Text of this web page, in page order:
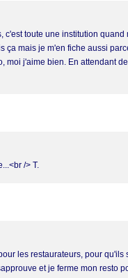
toute une institution quand
ça mais je m'en fiche aussi
moi j'aime bien. En attendant
/> T.
les restaurateurs, pour qu'ils
et je ferme mon resto